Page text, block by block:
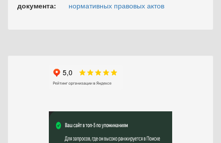
документа:
нормативных правовых актов